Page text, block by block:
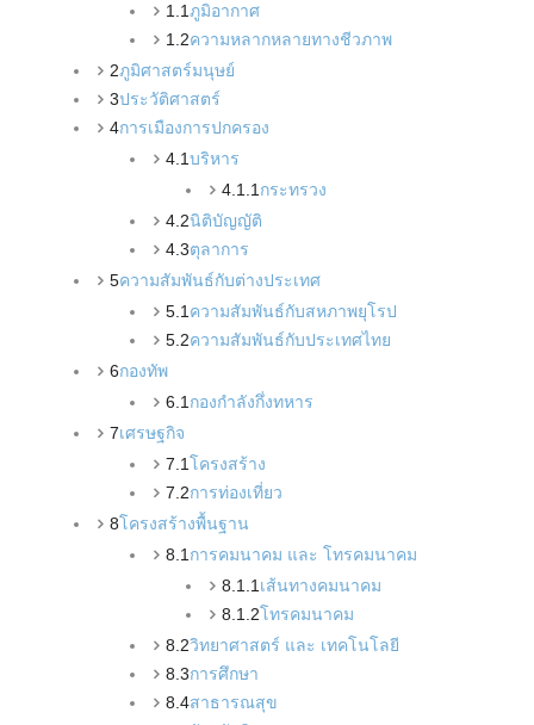
1.1ภูมิอากาศ
1.2ความหลากหลายทางชีวภาพ
2ภูมิศาสตร์มนุษย์
3ประวัติศาสตร์
4การเมืองการปกครอง
4.1บริหาร
4.1.1กระทรวง
4.2นิติบัญญัติ
4.3ตุลาการ
5ความสัมพันธ์กับต่างประเทศ
5.1ความสัมพันธ์กับสหภาพยุโรป
5.2ความสัมพันธ์กับประเทศไทย
6กองทัพ
6.1กองกำลังกึ่งทหาร
7เศรษฐกิจ
7.1โครงสร้าง
7.2การท่องเที่ยว
8โครงสร้างพื้นฐาน
8.1การคมนาคม และ โทรคมนาคม
8.1.1เส้นทางคมนาคม
8.1.2โทรคมนาคม
8.2วิทยาศาสตร์ และ เทคโนโลยี
8.3การศึกษา
8.4สาธารณสุข